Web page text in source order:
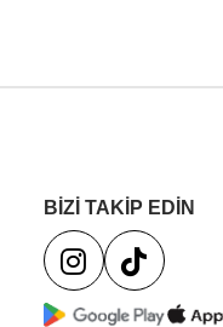
BİZİ TAKİP EDİN